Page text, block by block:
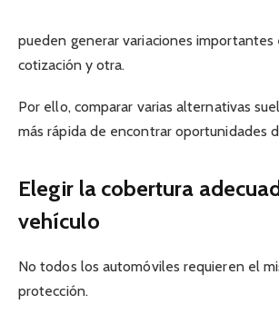
pueden generar variaciones importantes
cotización y otra.
Por ello, comparar varias alternativas
más rápida de encontrar oportunidades
Elegir la cobertura
vehículo
No todos los automóviles requieren el
protección.